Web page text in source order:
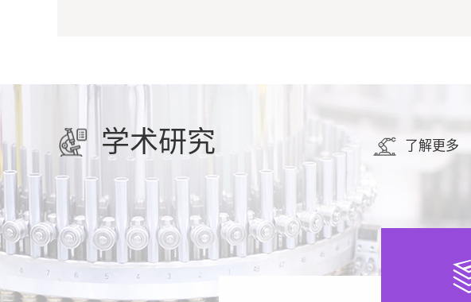
学术研究 了解更多
，是进行科学决策、务实学术研究以
学中国经济社会数据研究中心、经济
展规划研究院将开展清华大学中国宏
新经济新动能统计问题研究
中国平衡发展：“十三五”回顾与“十四五”展望——基于中国平衡发展指数的分析
文刊发：《财政研究》2021年第8期
康社会、乘势开启全面建设社会主
"十三五"时期,中国经济实力、科技实
序号 名称 作者 出版社 发表时间 1. 中国政
科学文献出版社 2016年3月 2. 中国重点经济
大学出版社 2018年8月 3. 中国国民经济核算
北京大...